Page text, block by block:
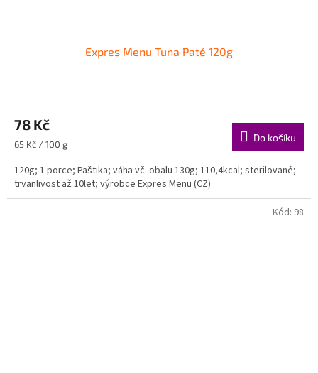
Expres Menu Tuna Paté 120g
78 Kč
Měrná
65 Kč / 100 g
Do košíku
120g; 1 porce; Paštika; váha vč. obalu 130g; 110,4kcal; sterilované;
trvanlivost až 10let; výrobce Expres Menu (CZ)
Kód: 98